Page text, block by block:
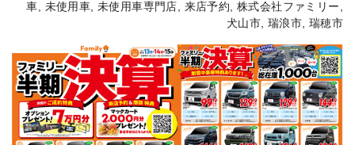
車, 未使用車, 未使用車専門店, 来店予約, 株式会社ファミリー ,
犬山市, 瑞浪市, 瑞穂市